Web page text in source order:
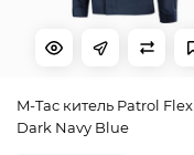
M-Tac китель Patrol Flex
Dark Navy Blue